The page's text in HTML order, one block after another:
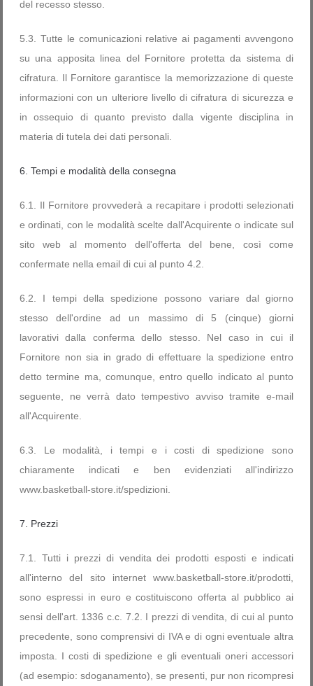
del recesso stesso.
5.3. Tutte le comunicazioni relative ai pagamenti avvengono
su una apposita linea del Fornitore protetta da sistema di
cifratura. Il Fornitore garantisce la memorizzazione di queste
informazioni con un ulteriore livello di cifratura di sicurezza e
in ossequio di quanto previsto dalla vigente disciplina in
materia di tutela dei dati personali.
6. Tempi e modalità della consegna
6.1. Il Fornitore provvederà a recapitare i prodotti selezionati
e ordinati, con le modalità scelte dall'Acquirente o indicate sul
sito web al momento dell'offerta del bene, così come
confermate nella email di cui al punto 4.2.
6.2. I tempi della spedizione possono variare dal giorno
stesso dell'ordine ad un massimo di 5 (cinque) giorni
lavorativi dalla conferma dello stesso. Nel caso in cui il
Fornitore non sia in grado di effettuare la spedizione entro
detto termine ma, comunque, entro quello indicato al punto
seguente, ne verrà dato tempestivo avviso tramite e-mail
all'Acquirente.
6.3. Le modalità, i tempi e i costi di spedizione sono
chiaramente indicati e ben evidenziati all'indirizzo
www.basketball-store.it/spedizioni.
7. Prezzi
7.1. Tutti i prezzi di vendita dei prodotti esposti e indicati
all'interno del sito internet www.basketball-store.it/prodotti,
sono espressi in euro e costituiscono offerta al pubblico ai
sensi dell'art. 1336 c.c. 7.2. I prezzi di vendita, di cui al punto
precedente, sono comprensivi di IVA e di ogni eventuale altra
imposta. I costi di spedizione e gli eventuali oneri accessori
(ad esempio: sdoganamento), se presenti, pur non ricompresi